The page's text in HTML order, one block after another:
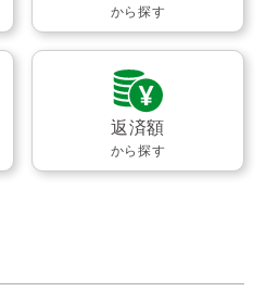
から探す
返済額
から探す